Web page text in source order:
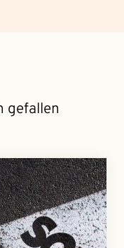
gefallen